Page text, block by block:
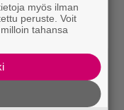
myös ilman
peruste. Voit
tahansa